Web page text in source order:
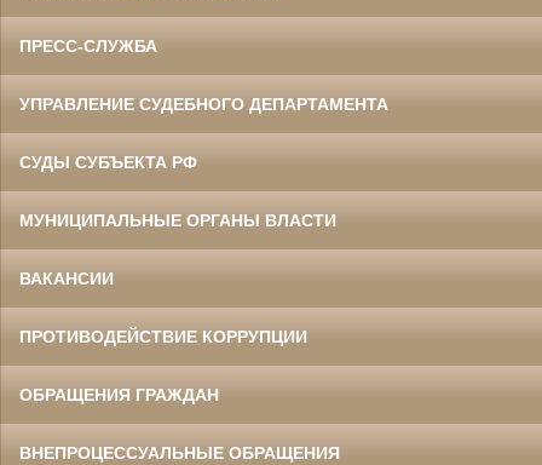
ПРЕСС-СЛУЖБА
УПРАВЛЕНИЕ СУДЕБНОГО ДЕПАРТАМЕНТА
СУДЫ СУБЪЕКТА РФ
МУНИЦИПАЛЬНЫЕ ОРГАНЫ ВЛАСТИ
ВАКАНСИИ
ПРОТИВОДЕЙСТВИЕ КОРРУПЦИИ
ОБРАЩЕНИЯ ГРАЖДАН
ВНЕПРОЦЕССУАЛЬНЫЕ ОБРАЩЕНИЯ